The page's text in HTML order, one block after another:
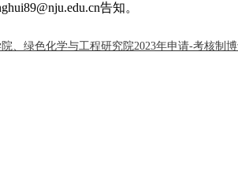
告知。
、绿色化学与工程研究院2023年申请-考核制